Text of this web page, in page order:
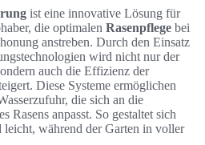
ist eine innovative Lösung für
die optimalen Rasenpflege bei
anstreben. Durch den Einsatz
wird nicht nur der
auch die Effizienz der
Diese Systeme ermöglichen
die sich an die
Rasens anpasst. So gestaltet sich
leicht, während der Garten in voller